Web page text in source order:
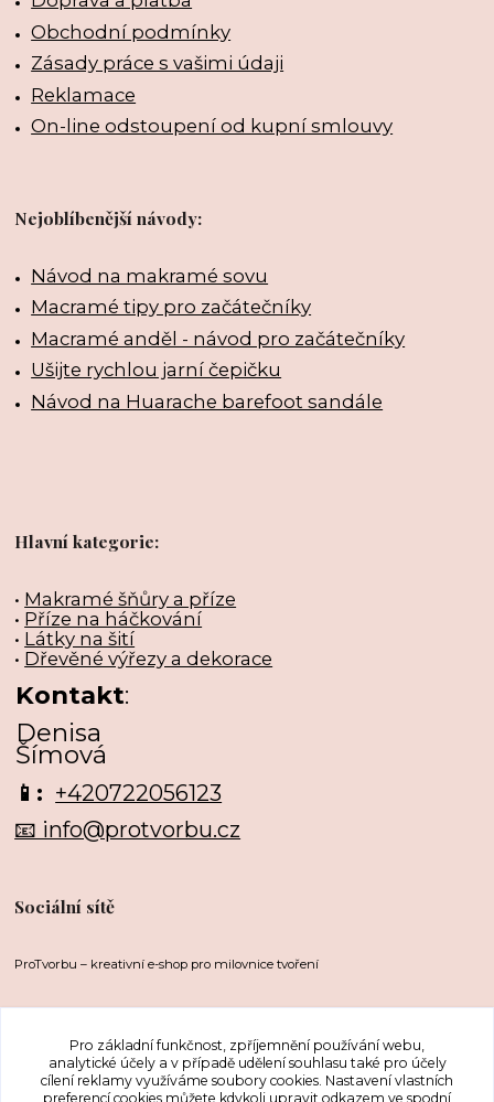
Obchodní podmínky
Zásady práce s vašimi údaji
Reklamace
On-line odstoupení od kupní smlouvy
Nejoblíbenější návody:
Návod na makramé sovu
Macramé tipy pro začátečníky
Macramé anděl - návod pro začátečníky
Ušijte rychlou jarní čepičku
Návod na Huarache barefoot sandále
Hlavní kategorie:
• Makramé šňůry a příze
• Příze na háčkování
• Látky na šití
• Dřevěné výřezy a dekorace
Kontakt:
Denisa
Šímová
📱: +420722056123
📧 info@protvorbu.cz
Sociální sítě
ProTvorbu – kreativní e-shop pro milovnice tvoření
Pro základní funkčnost, zpříjemnění používání webu,
analytické účely a v případě udělení souhlasu také pro účely
cílení reklamy využíváme soubory cookies. Nastavení vlastních
preferencí cookies můžete kdykoli upravit odkazem ve spodní